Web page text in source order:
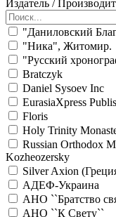
Издатель /
"Даниловский
"Ника", Житомир.
"Русский
Bratczyk
Daniel Sysoev Inc
EurasiaXpress
Floris
Holy Trinity
Russian Orthodox
Kozheozersky
Silver Axion
АДЕФ-Украина
АНО ``Братство
АНО ``К Свету``